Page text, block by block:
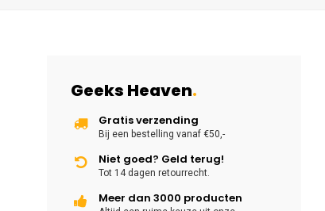
Geeks Heaven.
Gratis verzending
Bij een bestelling vanaf €50,-
Niet goed? Geld terug!
Tot 14 dagen retourrecht.
Meer dan 3000 producten